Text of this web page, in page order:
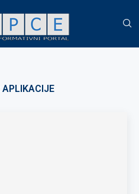
APLIKACIJE